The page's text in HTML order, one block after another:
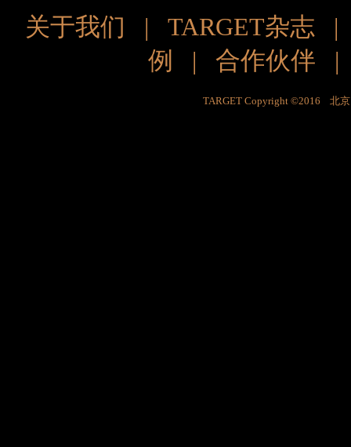
关于我们 | TARGET杂志
例
| 合作伙伴
TARGET Copyright ©2016 北